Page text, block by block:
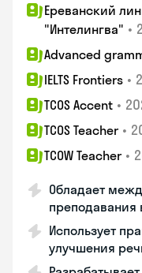
Ереванский
"Интелингва" •
Advanced
IELTS Frontiers •
TCOS Accent •
TCOS Teacher •
TCOW Teacher •
Обладает
преподавания
Использует
улучшения